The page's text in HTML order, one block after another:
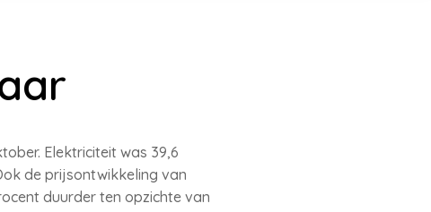
Elektriciteit was 39,6
de prijsontwikkeling van
duurder ten opzichte van